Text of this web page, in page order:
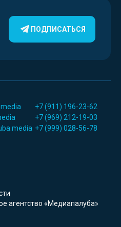
ПОДПИСАТЬСЯ
+7 (911) 196-23-62
+7 (969) 212-19-03
+7 (999) 028-56-78
агентство «Медиапалуба»